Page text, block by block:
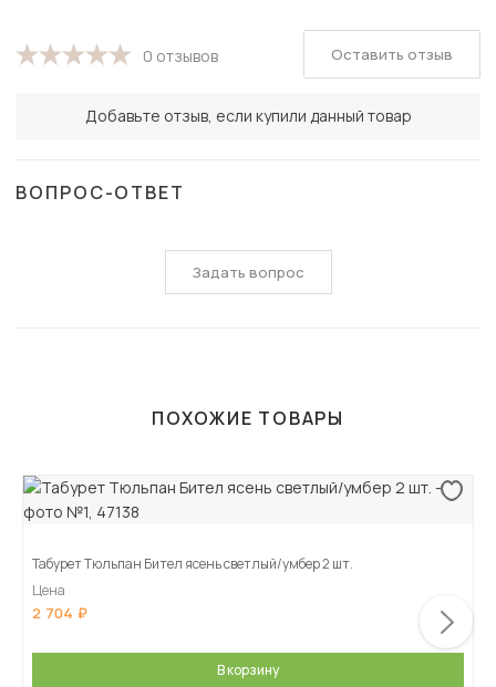
0 отзывов
Добавьте отзыв, если купили данный товар
Оставить отзыв
ВОПРОС-ОТВЕТ
Задать вопрос
ПОХОЖИЕ ТОВАРЫ
Табурет Тюльпан Бител ясень светлый/умбер 2 шт.
Цена
2 704
В корзину